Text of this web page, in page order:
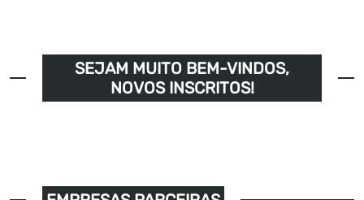
SEJAM MUITO BEM-VINDOS,
NOVOS INSCRITOS!